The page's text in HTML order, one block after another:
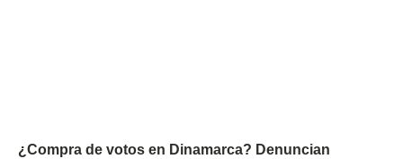
¿Compra de votos en Dinamarca? Denuncian